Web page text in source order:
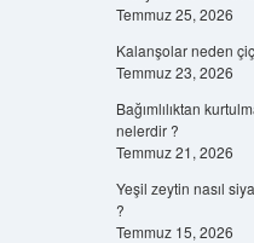
Temmuz 25, 2026
Kalanşolar neden
Temmuz 23, 2026
Bağımlılıktan
nelerdir ?
Temmuz 21, 2026
Yeşil zeytin nasıl
?
Temmuz 15, 2026